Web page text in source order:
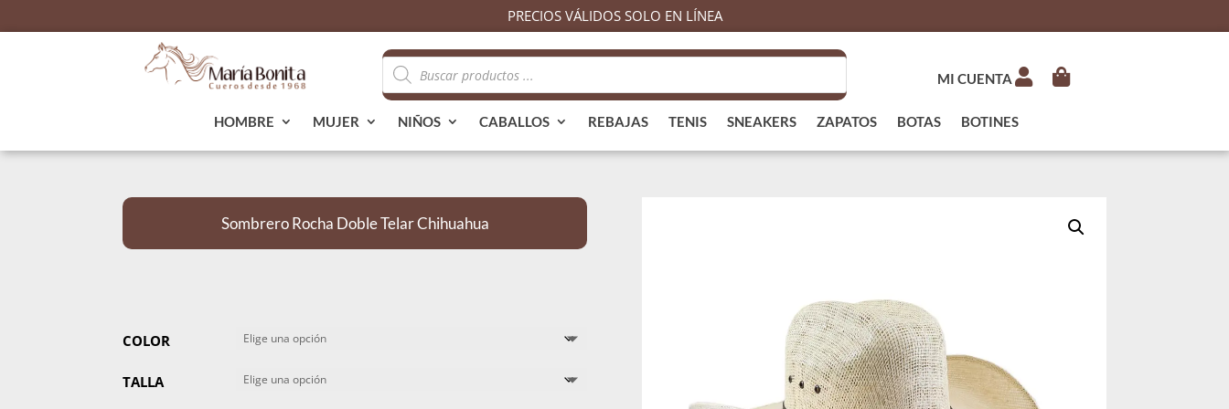
PRECIOS VÁLIDOS SOLO EN LÍNEA
Búsqueda
de
productos
MI CUENTA
HOMBRE MUJER NIÑOS CABALLOS REBAJAS TENIS SNEAKERS ZAPATOS BOTAS BOTINES
Sombrero Rocha Doble Telar Chihuahua
COLOR
TALLA